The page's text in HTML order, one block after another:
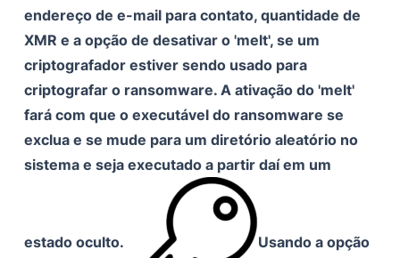
endereço de e-mail para contato, quantidade de
XMR e a opção de desativar o 'melt', se um
criptografador estiver sendo usado para
criptografar o ransomware. A ativação do 'melt'
fará com que o executável do ransomware se
exclua e se mude para um diretório aleatório no
sistema e seja executado a partir daí em um
estado oculto. Usando a opção